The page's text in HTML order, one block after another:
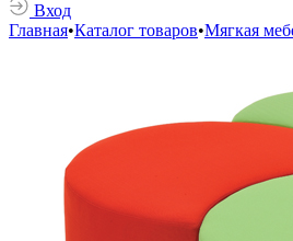
Вход
Главная•Каталог товаров•Мягкая